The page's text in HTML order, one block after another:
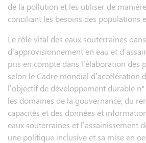
de la pollution et les utiliser de
conciliant les besoins des populations
Le rôle vital des eaux souterraines
d’approvisionnement en eau et
pris en compte dans l’élaboration des
selon le Cadre mondial d’accélération
l’objectif de développement durable
les domaines de la gouvernance, du
capacités et des données et
eaux souterraines et l’assainissement
une politique inclusive et sa mise en